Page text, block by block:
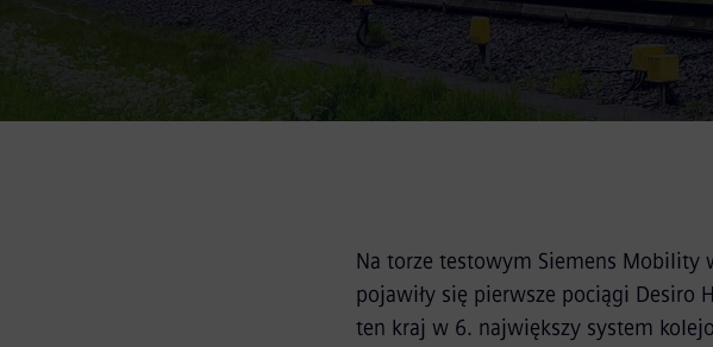
Na torze testowym Siemens Mobility
pojawiły się pierwsze pociągi Desiro
ten kraj w 6. największy system